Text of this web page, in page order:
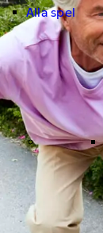
Alla spel